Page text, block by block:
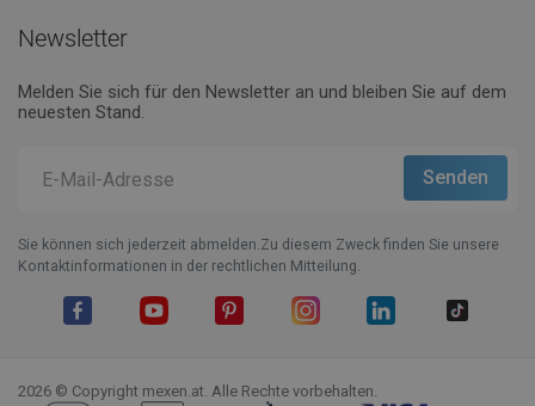
Newsletter
Melden Sie sich für den Newsletter an und bleiben Sie auf dem
neuesten Stand.
Sie können sich jederzeit abmelden.Zu diesem Zweck finden Sie unsere
Kontaktinformationen in der rechtlichen Mitteilung.
2026 © Copyright mexen.at. Alle Rechte vorbehalten.